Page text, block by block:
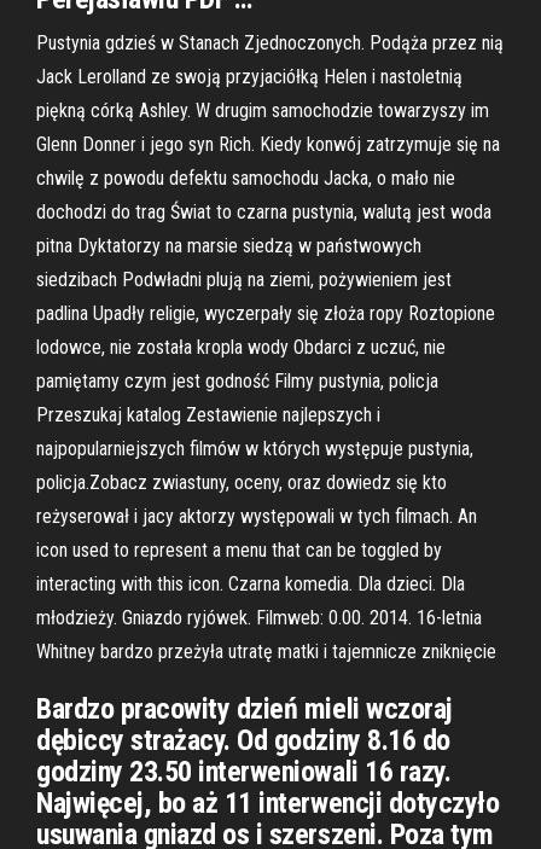
Pustynia gdzieś w Stanach Zjednoczonych. Podąża przez nią
Jack Lerolland ze swoją przyjaciółką Helen i nastoletnią
piękną córką Ashley. W drugim samochodzie towarzyszy im
Glenn Donner i jego syn Rich. Kiedy konwój zatrzymuje się na
chwilę z powodu defektu samochodu Jacka, o mało nie
dochodzi do trag Świat to czarna pustynia, walutą jest woda
pitna Dyktatorzy na marsie siedzą w państwowych
siedzibach Podwładni plują na ziemi, pożywieniem jest
padlina Upadły religie, wyczerpały się złoża ropy Roztopione
lodowce, nie została kropla wody Obdarci z uczuć, nie
pamiętamy czym jest godność Filmy pustynia, policja
Przeszukaj katalog Zestawienie najlepszych i
najpopularniejszych filmów w których występuje pustynia,
policja.Zobacz zwiastuny, oceny, oraz dowiedz się kto
reżyserował i jacy aktorzy występowali w tych filmach. An
icon used to represent a menu that can be toggled by
interacting with this icon. Czarna komedia. Dla dzieci. Dla
młodzieży. Gniazdo ryjówek. Filmweb: 0.00. 2014. 16-letnia
Whitney bardzo przeżyła utratę matki i tajemnicze zniknięcie
Bardzo pracowity dzień mieli wczoraj
dębiccy strażacy. Od godziny 8.16 do
godziny 23.50 interweniowali 16 razy.
Najwięcej, bo aż 11 interwencji dotyczyło
usuwania gniazd os i szerszeni. Poza tym